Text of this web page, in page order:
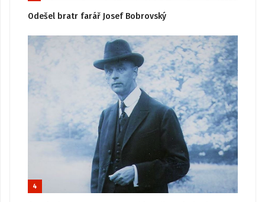
Odešel bratr farář Josef Bobrovský
4